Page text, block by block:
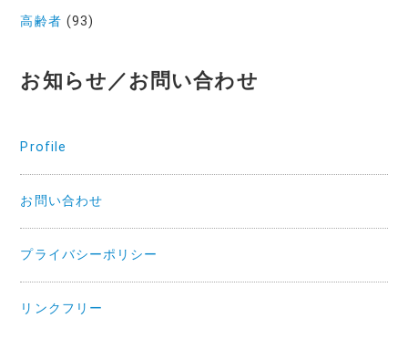
高齢者 (93)
お知らせ／お問い合わせ
Profile
お問い合わせ
プライバシーポリシー
リンクフリー